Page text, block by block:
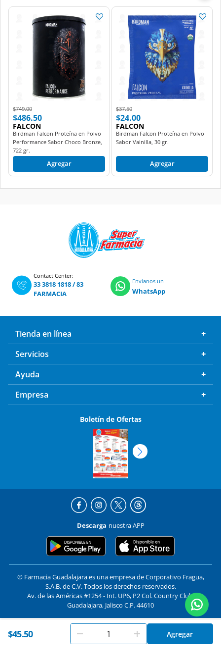
$45.50 Agregar
Price reduced from
$749.00to
$486.50
FALCON
Birdman Falcon Proteína en Polvo
Performance Sabor Choco Bronze,
722 gr.
Agregar
Price reduced from
$37.50to
$24.00
FALCON
Birdman Falcon Proteína en Polvo
Sabor Vainilla, 30 gr.
Agregar
Contact Center:
33 3818 1818/83
FARMACIA
Envíanos un
WhatsApp
Tienda en línea
Servicios
Ayuda
Empresa
Boletín de Ofertas
Descarga nuestra APP
© Farmacia Guadalajara es una empresa de Corporativo Fragua,
S.A.B. de C.V. Todos los derechos reservados.
Av. de las Américas #1254 - Int. UP6, P2 Col. Country Club,
Guadalajara, Jalisco C.P. 44610
Formas de pago y compra segura
EnFarmacias Guadalajara
utilizamos cookies. Al utilizar
este sitio, aceptas nuestros
términos y condiciones Aceptar